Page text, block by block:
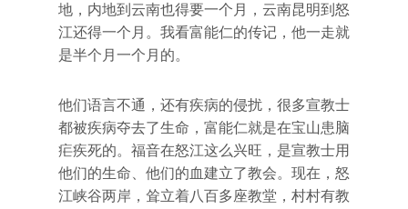
地，内地到云南也得要一个月，云南昆明到怒
江还得一个月。我看富能仁的传记，他一走就
是半个月一个月的。
他们语言不通，还有疾病的侵扰，很多宣教士
都被疾病夺去了生命，富能仁就是在宝山患脑
疟疾死的。福音在怒江这么兴旺，是宣教士用
他们的生命、他们的血建立了教会。现在，怒
江峡谷两岸，耸立着八百多座教堂，村村有教